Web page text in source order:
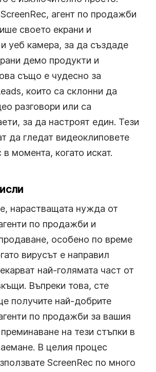
агент по продажби
своето екрани и
и уеб камера, за да създаде
демо продукти и
също е чудесно за
които са склонни да
разговори или са
за да настроят един. Тези
да гледат видеоклиповете
в момента, когато искат.
нарастващата нужда от
по продажби и
особено по време
вирусът е направил
най-голямата част от
Въпреки това, сте
получите най-добрите
по продажби за вашия
на тези стъпки в
В целия процес
ScreenRec по много